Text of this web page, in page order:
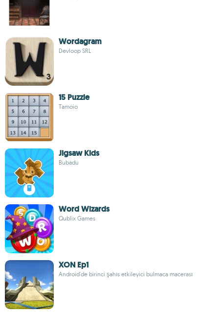
Wordagram
Devloop SRL
15 Puzzle
Tamoio
Jigsaw Kids
Bubadu
Word Wizards
Qublix Games
XON Ep1
Android'de birinci şahıs etkileyici bulmaca macerası